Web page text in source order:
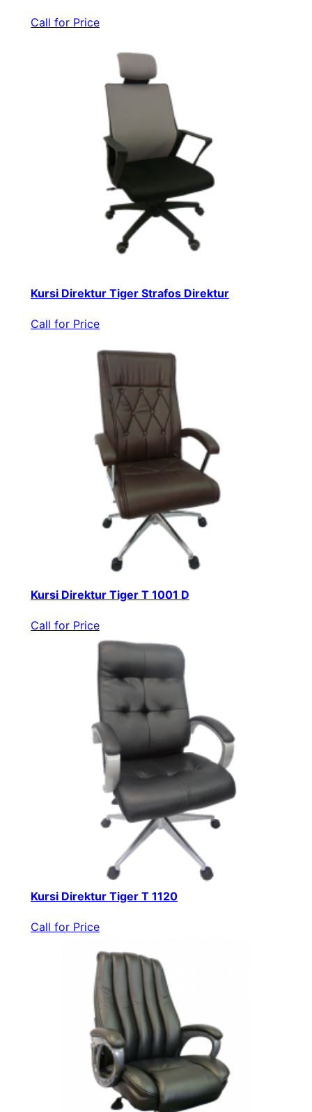
Call for Price
Kursi Direktur Tiger Strafos Direktur
Call for Price
Kursi Direktur Tiger T 1001 D
Call for Price
Kursi Direktur Tiger T 1120
Call for Price